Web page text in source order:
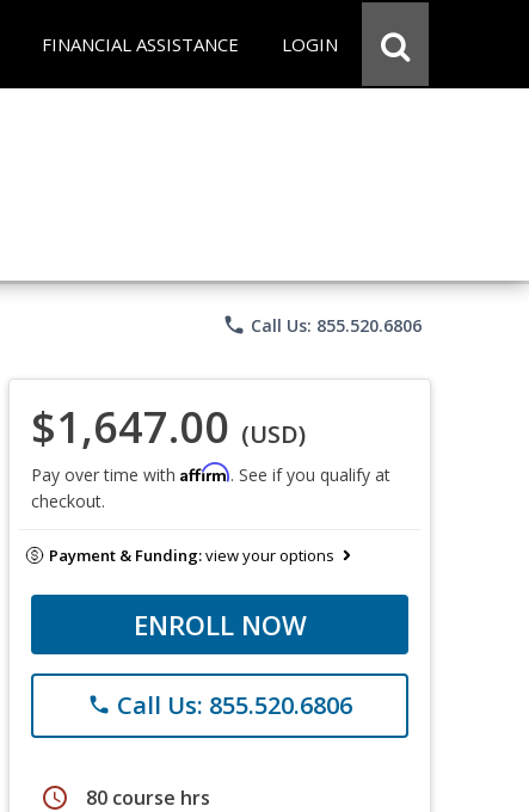
FINANCIAL ASSISTANCE LOGIN
phone Call Us: 855.520.6806
$1,647.00 (USD)
Pay over time with Affirm. See if you qualify at
checkout.
Payment & Funding:view your options
ENROLL NOW
phone Call Us: 855.520.6806
schedule 80 course hrs